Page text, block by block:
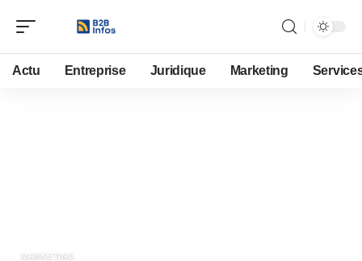
Actu Entreprise Juridique Marketing
MARKETING